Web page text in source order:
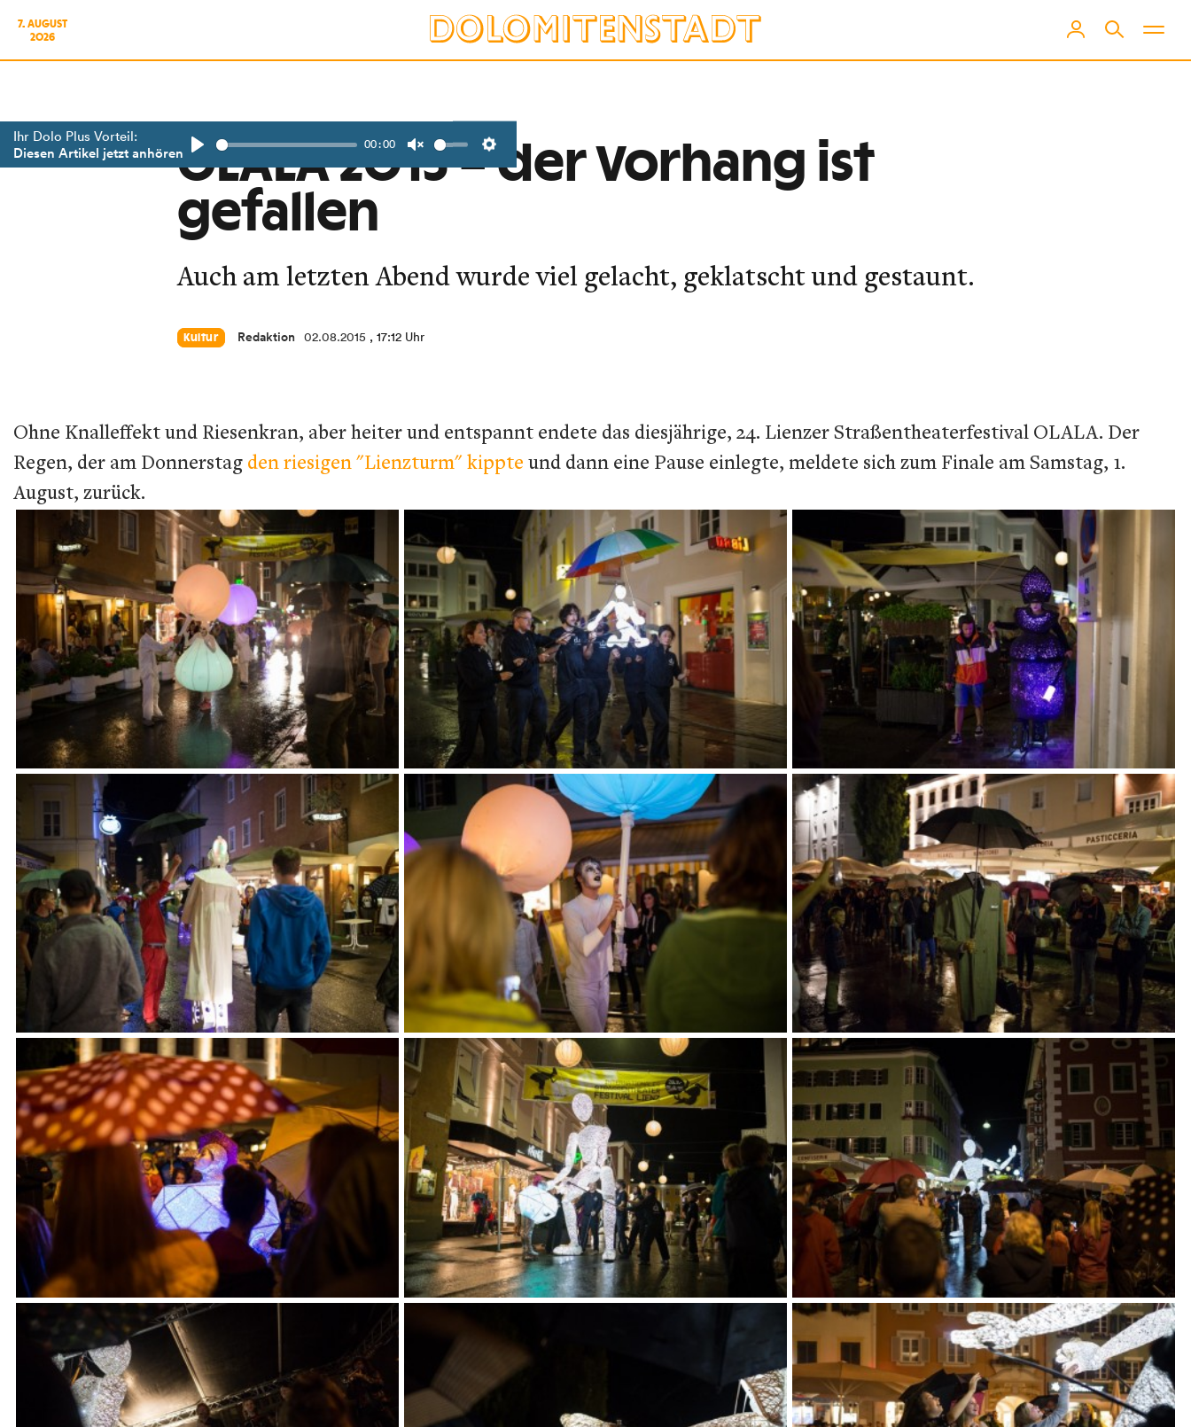
7. AUGUST
2026
Ihr Dolo Plus Vorteil:
Diesen Artikel jetzt anhören 00:00
Settings
OLALA 2015 – der Vorhang ist
gefallen
Auch am letzten Abend wurde viel gelacht, geklatscht und gestaunt.
Kultur Redaktion 02.08.2015 , 17:12 Uhr
Ohne Knalleffekt und Riesenkran, aber heiter und entspannt endete das diesjährige, 24. Lienzer Straßentheaterfestival OLALA. Der
Regen, der am Donnerstag den riesigen "Lienzturm" kippte und dann eine Pause einlegte, meldete sich zum Finale am Samstag, 1.
August, zurück.